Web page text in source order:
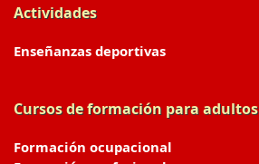
Actividades
Enseñanzas deportivas
Cursos de formación para adultos
Formación ocupacional